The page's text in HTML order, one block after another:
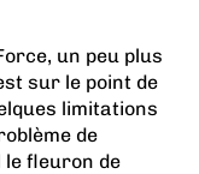
un peu plus
sur le point de
limitations
de
le fleuron de